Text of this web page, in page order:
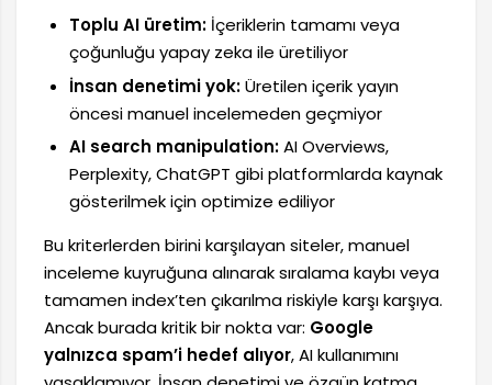
Toplu AI üretim:İçeriklerin tamamı veya
çoğunluğu yapay zeka ile üretiliyor
İnsan denetimi yok:Üretilen içerik yayın
öncesi manuel incelemeden geçmiyor
AI search manipulation:AI Overviews,
Perplexity, ChatGPT gibi platformlarda kaynak
gösterilmek için optimize ediliyor
Bu kriterlerden birini karşılayan siteler, manuel
inceleme kuyruğuna alınarak sıralama kaybı veya
tamamen index’ten çıkarılma riskiyle karşı karşıya.
Ancak burada kritik bir nokta var: Google
yalnızca spam’i hedef alıyor, AI kullanımını